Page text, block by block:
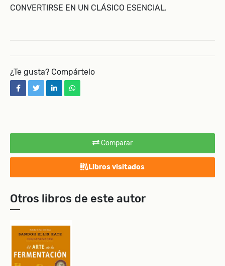
Comparar
Libros visitados
Otros libros de este autor
CONVERTIRSE EN UN CLÁSICO ESENCIAL.
¿Te gusta? Compártelo
facebooktwitterlinkedinwhatsapp